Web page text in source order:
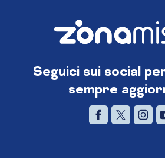
Seguici sui social
sempre